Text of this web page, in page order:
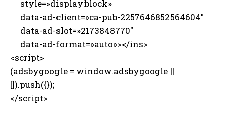
style=»display:block»
data-ad-client=»ca-pub-2257646852564604″
data-ad-slot=»2173848770″
data-ad-format=»auto»></ins>
<script>
(adsbygoogle = window.adsbygoogle ||
[]).push({});
</script>